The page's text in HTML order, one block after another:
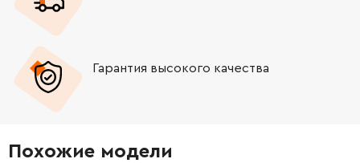
Гарантия высокого качества
Похожие модели